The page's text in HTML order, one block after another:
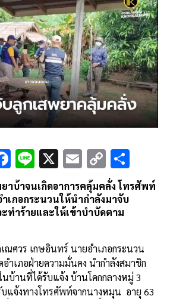
F
ac
e
b
o
k
Li
n
e
X E
m
ai
l
C
o
py
Li
k
h
ar
าบ้าจนเกิดอาการคลุ้มคลั่ง โทรศัพท์
เภอกระนวนให้นำกำลังมาจับ
ทำร้ายและให้เข้าบำบัดตาม
ณศวร เกษอินทร์ นายอำเภอกระนวน
ำเภอฝ่ายความมั่นคง นำกำลังสมาชิก
นบ้านที่ได้รับแจ้ง บ้านโคกกลางหมู่ 3
แจ้งทางโทรศัพท์จากนางหมุน อายุ 63